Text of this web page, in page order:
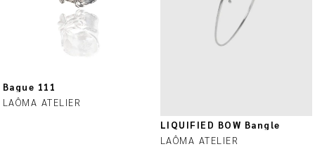
Bague 111
LAÔMA ATELIER
LIQUIFIED BOW Bangle
LAÔMA ATELIER